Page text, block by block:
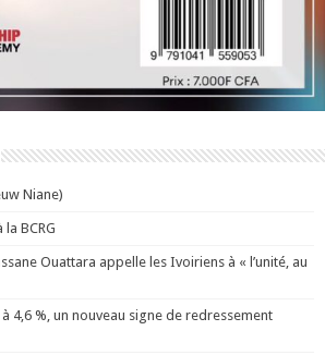
Niane)
BCRG
Ouattara appelle les Ivoiriens à « l’unité, au
4,6 %, un nouveau signe de redressement